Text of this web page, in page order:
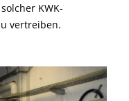
KWK-
vertreiben.